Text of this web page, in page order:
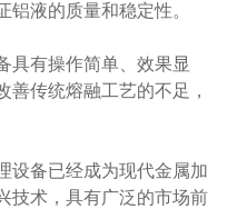
铝液的质量和稳定性。
有操作简单、效果显
善传统熔融工艺的不足，
备已经成为现代金属加
技术，具有广泛的市场前